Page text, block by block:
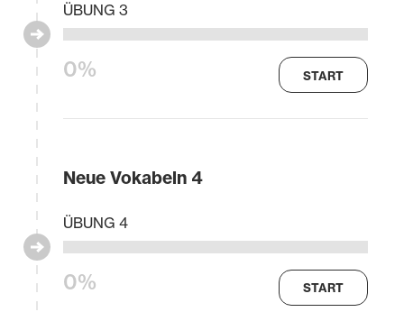
0%
ÜBUNG 3
START
Neue Vokabeln 4
0%
ÜBUNG 4
START